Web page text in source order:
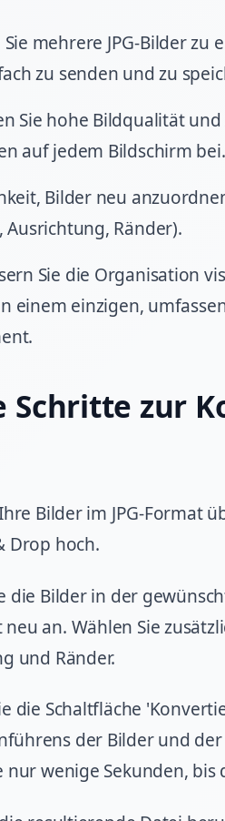
mehrere JPG-Bilder zu
zu senden und zu
Sie hohe Bildqualität
auf jedem Bildschirm bei.
Bilder neu
Ausrichtung, Ränder).
Sie die Organisation
einem einzigen,
Schritte zur
Bilder im JPG-Format
Drop hoch.
die Bilder in der
an. Wählen Sie
und Ränder.
die Schaltfläche
der Bilder und
nur wenige Sekunden,